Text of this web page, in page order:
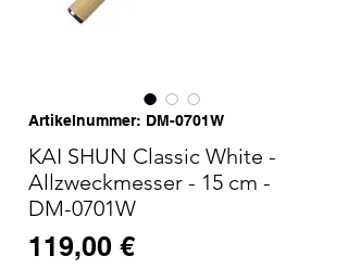
Artikelnummer: DM-0701W
KAI SHUN Classic White -
Allzweckmesser - 15 cm -
DM-0701W
119,00 €Preis